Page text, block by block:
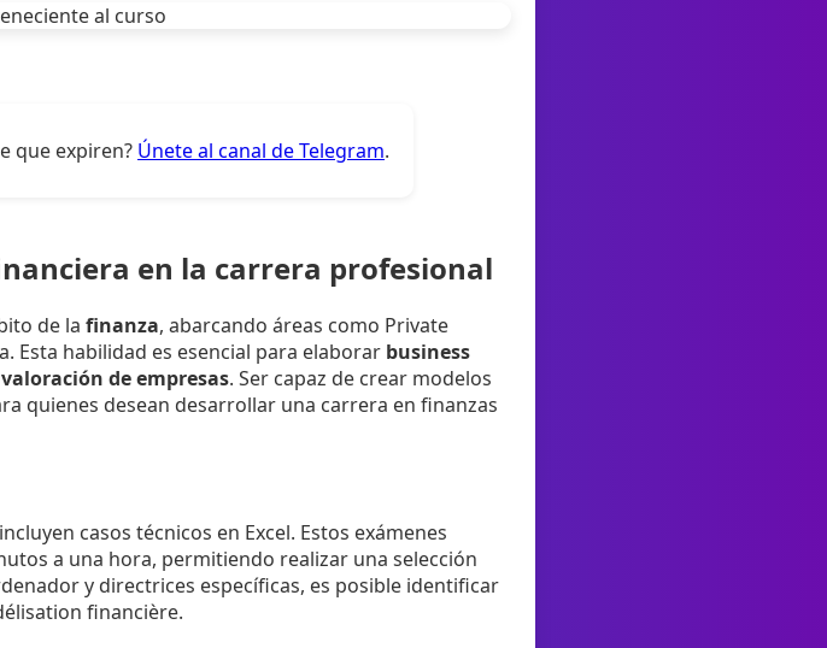
que expiren? Únete al canal de Telegram.
en la carrera profesional
de la finanza, abarcando áreas como Private
Esta habilidad es esencial para elaborar business
valoración de empresas. Ser capaz de crear modelos
quienes desean desarrollar una carrera en finanzas
casos técnicos en Excel. Estos exámenes
a una hora, permitiendo realizar una selección
y directrices específicas, es posible identificar
financière.